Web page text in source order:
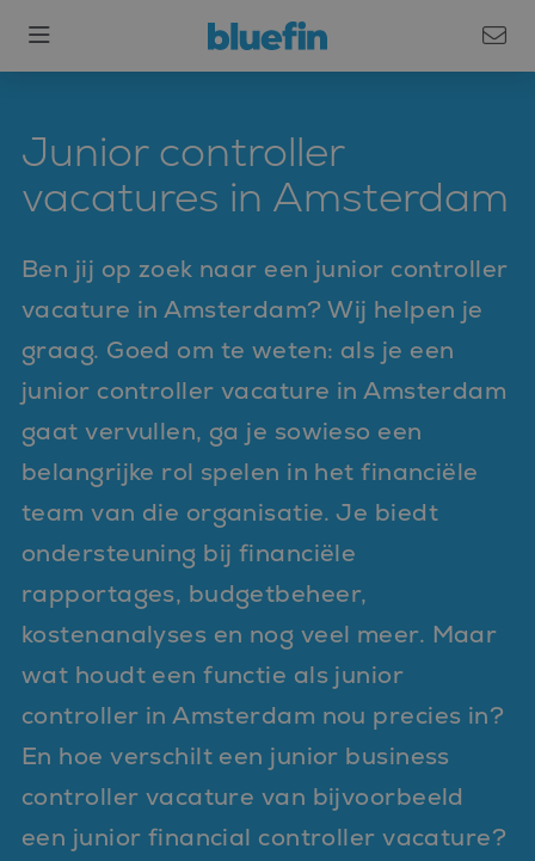
Junior controller
vacatures in Amsterdam
Ben jij op zoek naar een junior controller
vacature in Amsterdam? Wij helpen je
graag. Goed om te weten: als je een
junior controller vacature in Amsterdam
gaat vervullen, ga je sowieso een
belangrijke rol spelen in het financiële
team van die organisatie. Je biedt
ondersteuning bij financiële
rapportages, budgetbeheer,
kostenanalyses en nog veel meer. Maar
wat houdt een functie als junior
controller in Amsterdam nou precies in?
En hoe verschilt een junior business
controller vacature van bijvoorbeeld
een junior financial controller vacature?